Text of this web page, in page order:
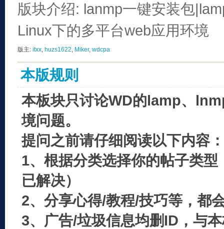
版块介绍: lanmp一键安装包
Linux下的多平台web应用环境
版主: itxx, huzs1622, Miker, wdcpa
本版规则
本板块只讨论WD的lamp、
境问题。
提问之前请仔细阅读以下内容：
1、根据分类选择你的帖子类
已解决）
2、分享心得/教程/技巧等，都
3、广告/垃圾信息均删ID，与